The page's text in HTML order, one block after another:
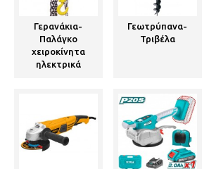
Γερανάκια-
Παλάγκο
χειροκίνητα
ηλεκτρικά
Γεωτρύπανα-
Τριβέλα